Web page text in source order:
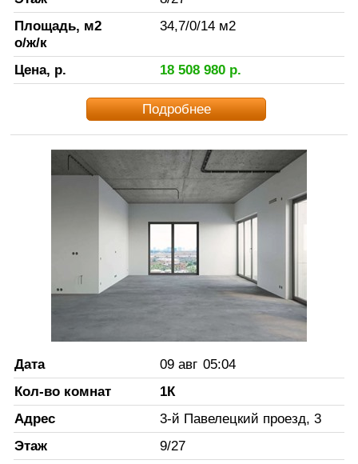
Площадь, м2
о/ж/к
34,7/0/14 м2
Цена, р. 18 508 980р.
Подробнее
Дата 09 авг 05:04
Кол-во комнат
1К
Адрес
3-й Павелецкий проезд, 3
Этаж
9/27